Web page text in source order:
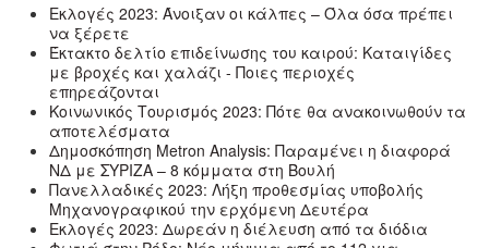
Εκλογές 2023: Άνοιξαν οι κάλπες – Όλα όσα πρέπει
να ξέρετε
Έκτακτο δελτίο επιδείνωσης του καιρού: Καταιγίδες
με βροχές και χαλάζι - Ποιες περιοχές
επηρεάζονται
Κοινωνικός Τουρισμός 2023: Πότε θα ανακοινωθούν τα
αποτελέσματα
Δημοσκόπηση Metron Analysis: Παραμένει η διαφορά
ΝΔ με ΣΥΡΙΖΑ – 8 κόμματα στη Βουλή
Πανελλαδικές 2023: Λήξη προθεσμίας υποβολής
Μηχανογραφικού την ερχόμενη Δευτέρα
Εκλογές 2023: Δωρεάν η διέλευση από τα διόδια